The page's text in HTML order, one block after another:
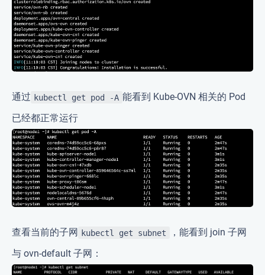
通过 kubectl get pod -A 能看到 Kube-OVN 相关的 Pod
已经都正常运行
查看当前的子网 kubectl get subnet
，能看到 join 子网
与 ovn-default 子网：